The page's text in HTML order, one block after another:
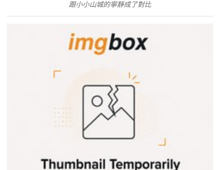
跟小小山城的寧靜成了對比